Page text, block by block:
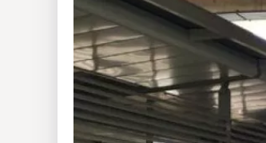
Multimedia